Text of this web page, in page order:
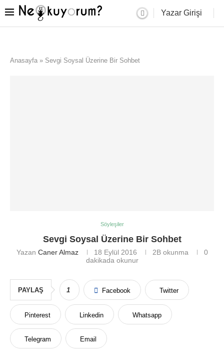
Yazar Girişi
Anasayfa » Sevgi Soysal Üzerine Bir Sohbet
Söyleşiler
Sevgi Soysal Üzerine Bir Sohbet
Yazan Caner Almaz 18 Eylül 2016 2Bokunma
0
dakikada okunur
PAYLAŞ 1 Facebook Twitter
Pinterest Linkedin Whatsapp
Telegram Email